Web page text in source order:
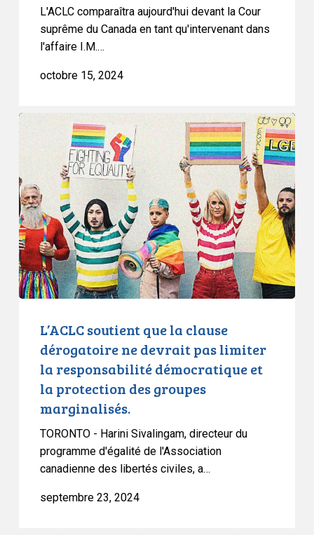
mineurs
L'ACLC comparaîtra aujourd'hui devant la Cour
suprême du Canada en tant qu'intervenant dans
l'affaire I.M.…
octobre 15, 2024
L’ACLC
la
clause
dérogatoire
ne
devrait
pas
limiter
la
démocratique
protection
groupes
marginalisés.
L’ACLC soutient que la clause
dérogatoire ne devrait pas limiter
la responsabilité démocratique et
la protection des groupes
marginalisés.
TORONTO - Harini Sivalingam, directeur du
programme d'égalité de l'Association
canadienne des libertés civiles, a…
septembre 23, 2024